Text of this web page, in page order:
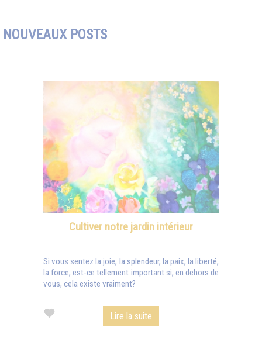
NOUVEAUX POSTS
Cultiver notre jardin intérieur
Si vous sentez la joie, la splendeur, la paix, la liberté,
la force, est-ce tellement important si, en dehors de
vous, cela existe vraiment?
Lire la suite